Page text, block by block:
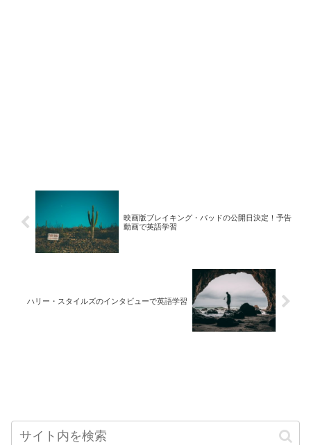
映画版ブレイキング・バッドの公開日決定！予告
動画で英語学習
ハリー・スタイルズのインタビューで英語学習